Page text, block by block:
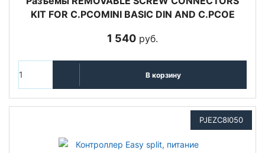
KIT FOR C.PCOMINI BASIC DIN AND C.PCOE
1 540 руб.
В корзину
PJEZC8I050